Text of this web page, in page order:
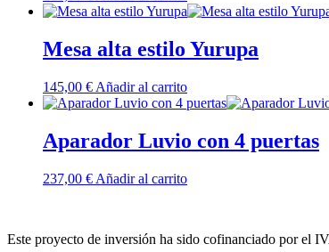
Mesa alta estilo Yurupa
145,00 € Añadir al carrito
Aparador Luvio con 4 puertas
237,00 € Añadir al carrito
Este proyecto de inversión ha sido cofinanciado por el